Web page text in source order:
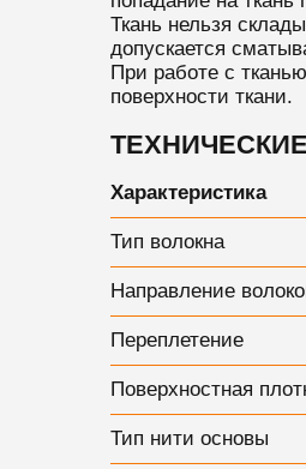
Ткань нельзя
допускается
При работе с
поверхности ткани.
Характеристика
Тип волокна
Направление
Переплетение
Поверхностная
Тип нити основы